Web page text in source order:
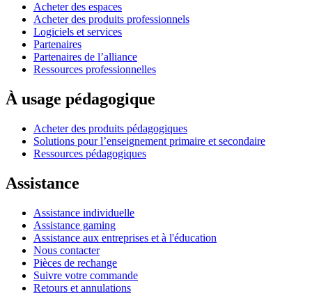
Acheter des espaces
Acheter des produits professionnels
Logiciels et services
Partenaires
Partenaires de l’alliance
Ressources professionnelles
À usage pédagogique
Acheter des produits pédagogiques
Solutions pour l’enseignement primaire et secondaire
Ressources pédagogiques
Assistance
Assistance individuelle
Assistance gaming
Assistance aux entreprises et à l'éducation
Nous contacter
Pièces de rechange
Suivre votre commande
Retours et annulations